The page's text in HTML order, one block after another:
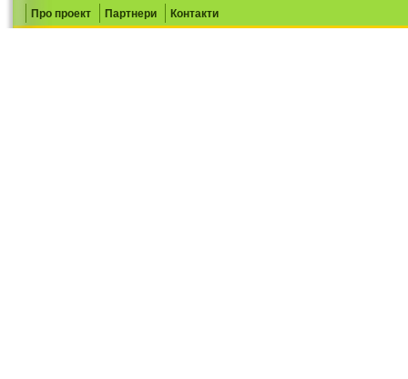
Про проект Партнери Контакти